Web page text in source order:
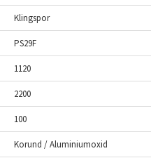
Klingspor
PS29F
1120
2200
100
Korund / Aluminiumoxid